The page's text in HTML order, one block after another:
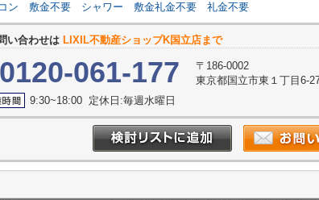
ン 敷金不要 シャワー 敷金礼金不要 礼金不要
い合わせは LIXIL不動産ショップK国立店まで
0120-061-177
〒186-0002
東京都国立市東１丁目6-
9:30~18:00 定休日:毎週水曜日